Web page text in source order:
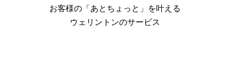
お客様の「あとちょっと」を叶える
ウェリントンのサービス